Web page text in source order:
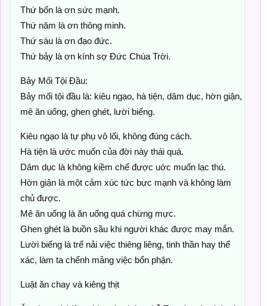
Thứ bốn là ơn sức mạnh.
Thứ năm là ơn thông minh.
Thứ sáu là ơn đạo đức.
Thứ bảy là ơn kính sợ Đức Chúa Trời.
Bảy Mối Tội Đầu:
Bảy mối tội đầu là: kiêu ngạo, hà tiện, dâm dục, hờn giận,
mê ăn uống, ghen ghét, lười biếng.
Kiêu ngạo là tự phụ vô lối, không đúng cách.
Hà tiện là ước muốn của đời này thái quá.
Dâm dục là không kiềm chế được uớc muốn lạc thú.
Hờn giận là một cảm xúc tức bực mạnh và không làm
chủ được.
Mê ăn uống là ăn uống quá chừng mực.
Ghen ghét là buồn sầu khi người khác được may mắn.
Lười biếng là trể nải việc thiêng liêng, tinh thần hay thể
xác, làm ta chểnh mảng việc bổn phận.
Luật ăn chay và kiêng thịt